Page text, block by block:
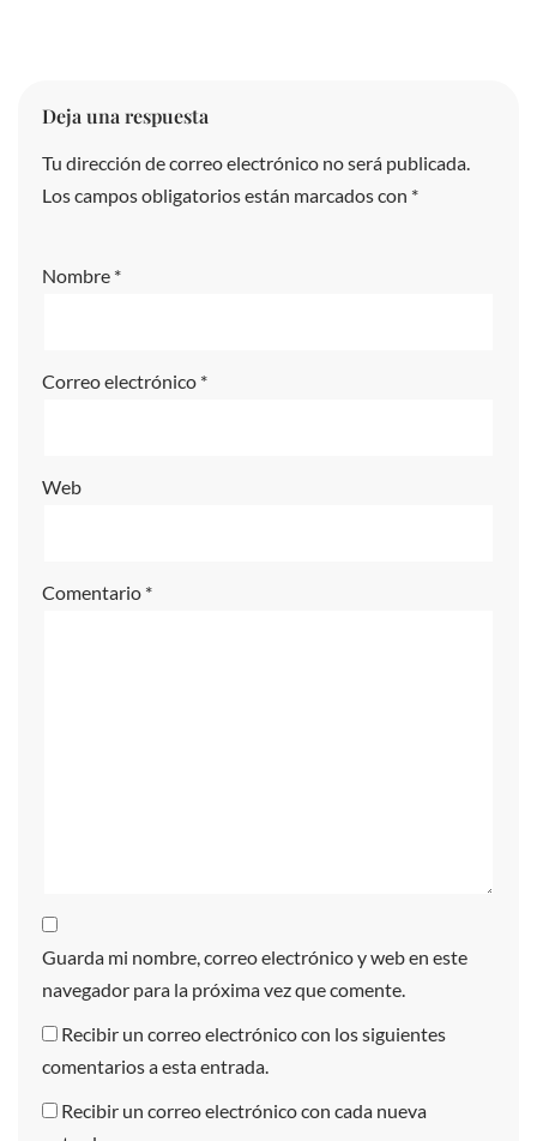
Deja una respuesta
Tu dirección de correo electrónico no será publicada.
Los campos obligatorios están marcados con *
Nombre *
Correo electrónico *
Web
Comentario *
Guarda mi nombre, correo electrónico y web en este
navegador para la próxima vez que comente.
Recibir un correo electrónico con los siguientes
comentarios a esta entrada.
Recibir un correo electrónico con cada nueva
A
lt
v